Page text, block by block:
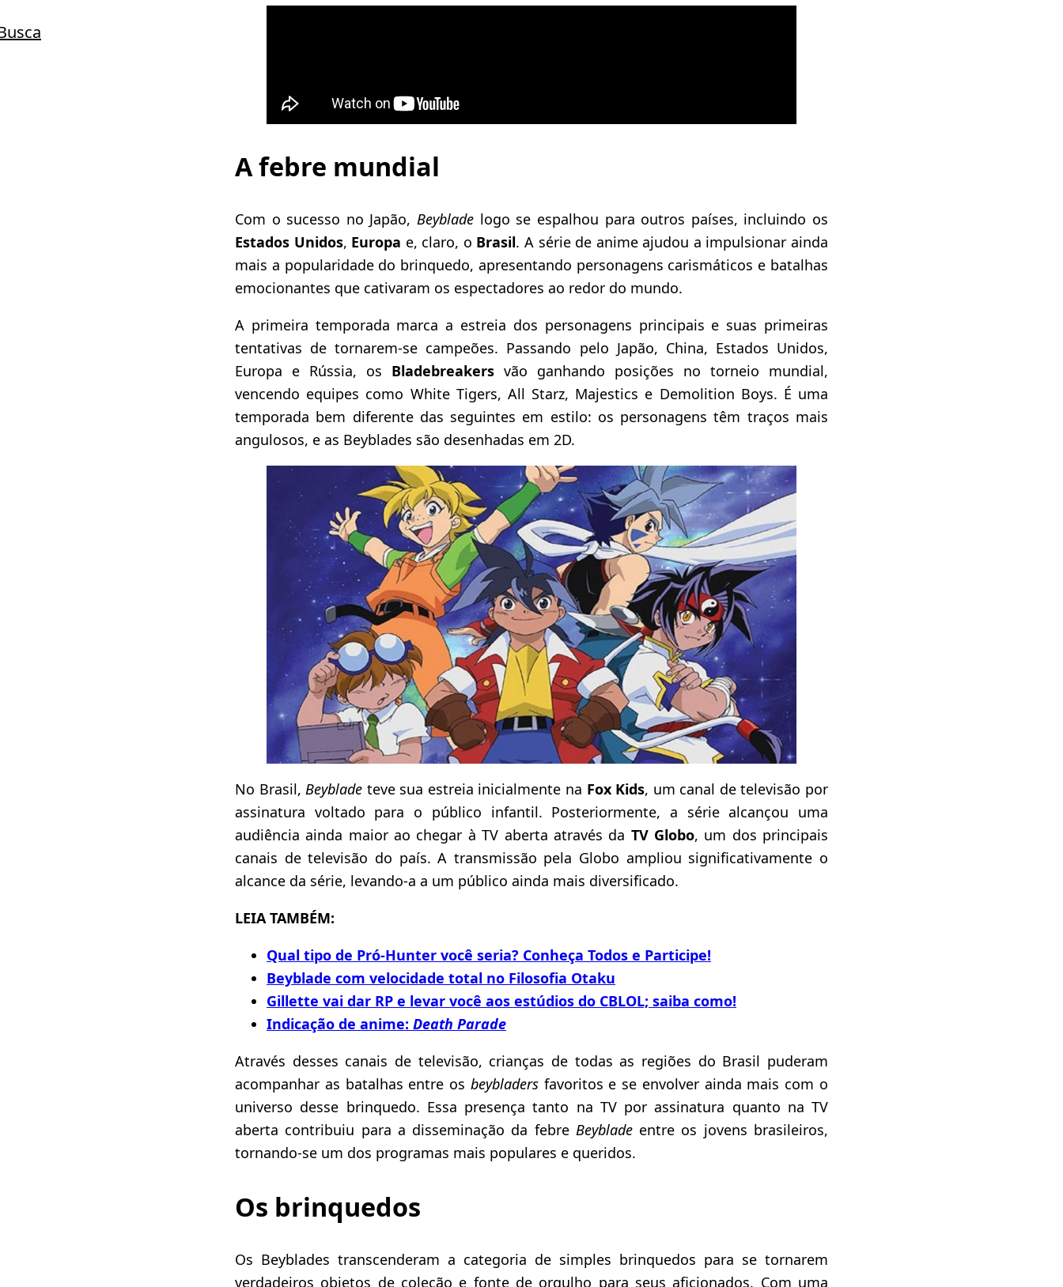
A febre mundial
Com o sucesso no Japão,Beyblade logo se espalhou para outros países, incluindo os
Estados Unidos, Europa e, claro, o Brasil. A série de anime ajudou a impulsionar ainda
mais a popularidade do brinquedo, apresentando personagens carismáticos e batalhas
emocionantes que cativaram os espectadores ao redor do mundo.
A primeira temporada marca a estreia dos personagens principais e suas primeiras
tentativas de tornarem-se campeões. Passando pelo Japão, China, Estados Unidos,
Europa e Rússia, os Bladebreakers vão ganhando posições no torneio mundial,
vencendo equipes como White Tigers, All Starz, Majestics e Demolition Boys. É uma
temporada bem diferente das seguintes em estilo: os personagens têm traços mais
angulosos, e as Beyblades são desenhadas em 2D.
No Brasil,Beyblade teve sua estreia inicialmente na Fox Kids, um canal de televisão por
assinatura voltado para o público infantil. Posteriormente, a série alcançou uma
audiência ainda maior ao chegar à TV aberta através da TV Globo, um dos principais
canais de televisão do país. A transmissão pela Globo ampliou significativamente o
alcance da série, levando-a a um público ainda mais diversificado.
LEIA TAMBÉM:
Qual tipo de Pró-Hunter você seria? Conheça Todos e Participe!
Beyblade com velocidade total no Filosofia Otaku
Gillette vai dar RP e levar você aos estúdios do CBLOL; saiba como!
Indicação de anime: Death Parade
Através desses canais de televisão, crianças de todas as regiões do Brasil puderam
acompanhar as batalhas entre os beybladersfavoritos e se envolver ainda mais com o
universo desse brinquedo. Essa presença tanto na TV por assinatura quanto na TV
aberta contribuiu para a disseminação da febre Beybladeentre os jovens brasileiros,
tornando-se um dos programas mais populares e queridos.
Os brinquedos
Os Beyblades transcenderam a categoria de simples brinquedos para se tornarem
verdadeiros objetos de coleção e fonte de orgulho para seus aficionados. Com uma